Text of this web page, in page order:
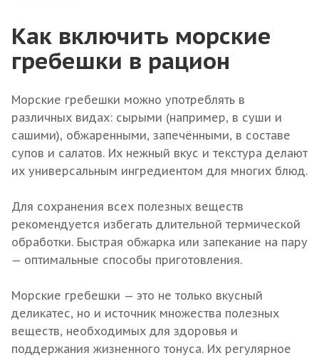
Как включить морские
гребешки в рацион
Морские гребешки можно употреблять в
различных видах: сырыми (например, в суши и
сашими), обжаренными, запечёнными, в составе
супов и салатов. Их нежный вкус и текстура делают
их универсальным ингредиентом для многих блюд.
Для сохранения всех полезных веществ
рекомендуется избегать длительной термической
обработки. Быстрая обжарка или запекание на пару
— оптимальные способы приготовления.
Морские гребешки — это не только вкусный
деликатес, но и источник множества полезных
веществ, необходимых для здоровья и
поддержания жизненного тонуса. Их регулярное